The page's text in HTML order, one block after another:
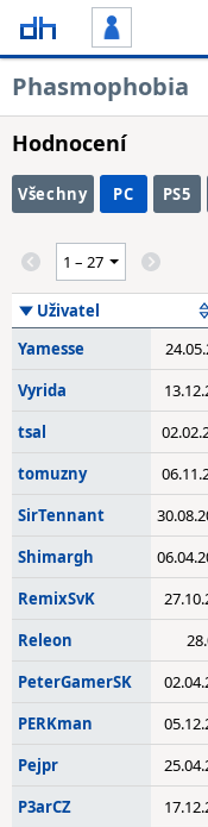
Phasmophobia
Hodnocení
Všechny PC PS5
Uživatel
Yamesse
Vyrida
tsal
tomuzny
SirTennant
Shimargh
RemixSvK
Releon
PeterGamerSK
PERKman
Pejpr
P3arCZ